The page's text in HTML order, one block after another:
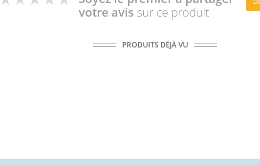
votre avis sur ce produit
PRODUITS DÉJÀ VU